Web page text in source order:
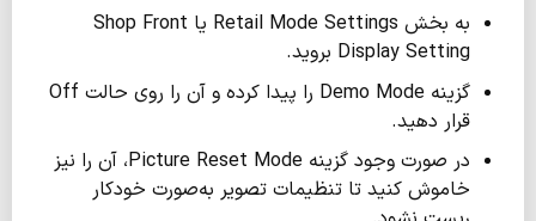
به بخش Retail Mode Settings یا Shop Front
Display Setting بروید.
گزینه Demo Mode را پیدا کرده و آن را روی حالت Off
قرار دهید.
در صورت وجود گزینه Picture Reset Mode، آن را نیز
خاموش کنید تا تنظیمات تصویر به‌صورت خودکار